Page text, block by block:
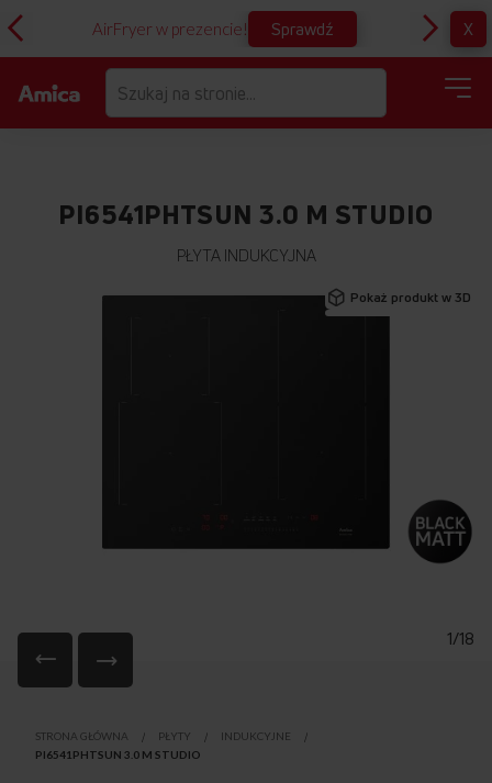
AirFryer w prezencie! Sprawdź X
PI6541PHTSUN 3.0 M STUDIO
PŁYTA INDUKCYJNA
Pokaż produkt w 3D
1/18
początek
STRONA GŁÓWNA PŁYTY
INDUKCYJNE
PI6541PHTSUN 3.0 M STUDIO